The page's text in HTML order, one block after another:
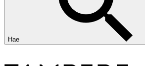
Hae